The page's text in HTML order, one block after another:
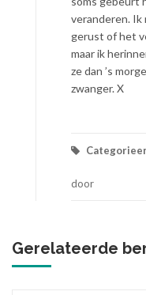
veranderen. Ik
gerust of het
maar ik
ze dan ’s
zwanger. X
door
Gerelateerde